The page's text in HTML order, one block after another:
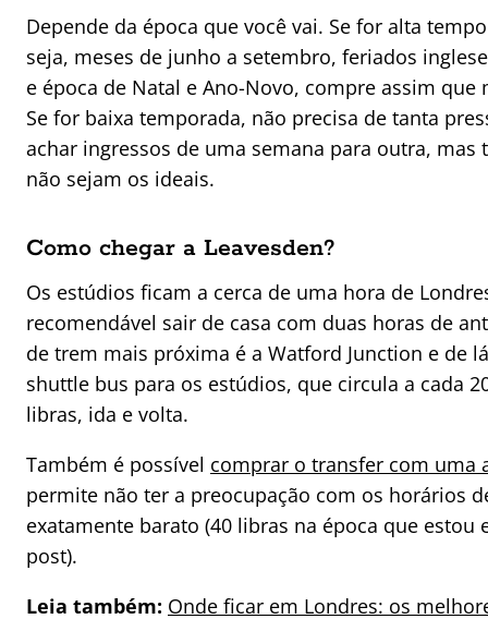
Depende da época que você vai. Se for alta
seja, meses de junho a setembro, feriados
e época de Natal e Ano-Novo, compre assim que
Se for baixa temporada, não precisa de tanta
achar ingressos de uma semana para outra, mas
não sejam os ideais.
Como chegar a Leavesden?
Os estúdios ficam a cerca de uma hora de
recomendável sair de casa com duas horas de
de trem mais próxima é a Watford Junction e de
shuttle bus para os estúdios, que circula a cada
libras, ida e volta.
Também é possível comprar o transfer com uma
permite não ter a preocupação com os horários
exatamente barato (40 libras na época que estou
post).
Leia também: Onde ficar em Londres: os